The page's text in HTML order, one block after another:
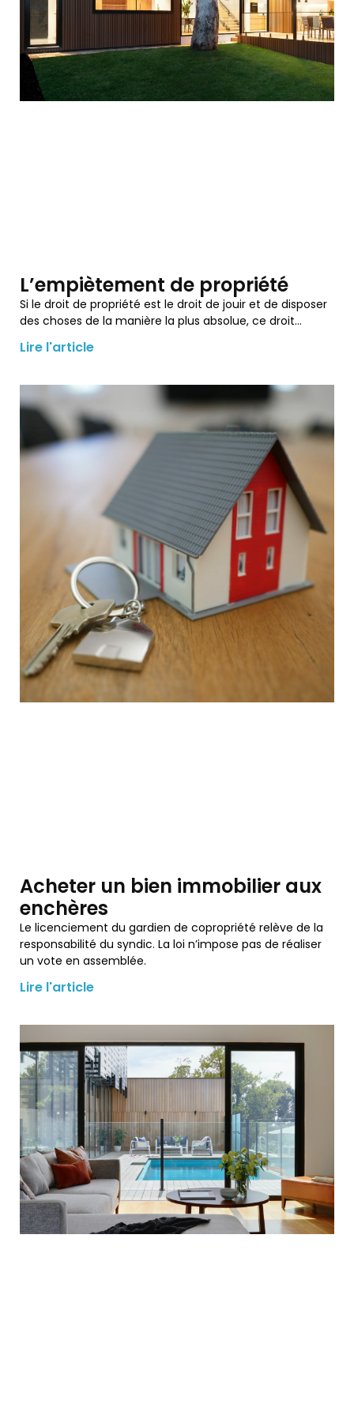
L’empiètement de propriété
Si le droit de propriété est le droit de jouir et de disposer
des choses de la manière la plus absolue, ce droit…
Lire l'article
Acheter un bien immobilier aux
enchères
Le licenciement du gardien de copropriété relève de la
responsabilité du syndic. La loi n’impose pas de réaliser
un vote en assemblée.
Lire l'article